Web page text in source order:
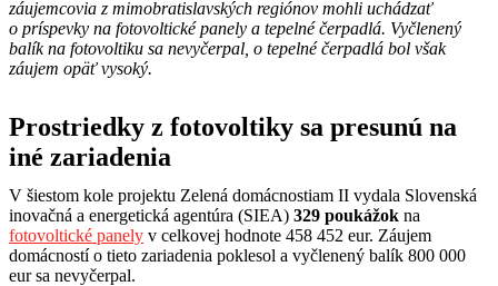
záujemcovia z mimobratislavských regiónov mohli uchádzať
o príspevky na fotovoltické panely a tepelné čerpadlá. Vyčlenený
balík na fotovoltiku sa nevyčerpal, o tepelné čerpadlá bol však
záujem opäť vysoký.
Prostriedky z fotovoltiky sa presunú na
iné zariadenia
V šiestom kole projektu Zelená domácnostiam II vydala Slovenská
inovačná a energetická agentúra (SIEA) 329 poukážok na
fotovoltické panely v celkovej hodnote 458 452 eur. Záujem
domácností o tieto zariadenia poklesol a vyčlenený balík 800 000
eur sa nevyčerpal.